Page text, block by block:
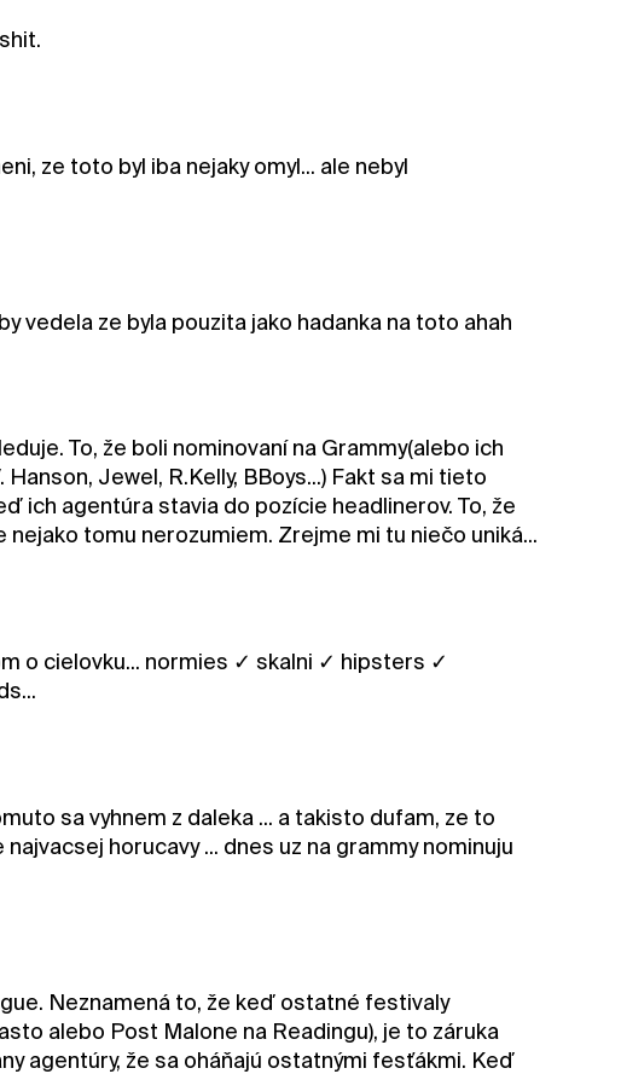
ze toto byl iba nejaky omyl... ale nebyl
vedela ze byla pouzita jako hadanka na toto ahah
To, že boli nominovaní na Grammy(alebo ich
Jewel, R.Kelly, BBoys...) Fakt sa mi tieto
ich agentúra stavia do pozície headlinerov. To, že
tomu nerozumiem. Zrejme mi tu niečo uniká...
o cielovku... normies ✓ skalni ✓ hipsters ✓
sa vyhnem z daleka ... a takisto dufam, ze to
horucavy ... dnes uz na grammy nominuju
Neznamená to, že keď ostatné festivaly
alebo Post Malone na Readingu), je to záruka
agentúry, že sa oháňajú ostatnými fesťákmi. Keď